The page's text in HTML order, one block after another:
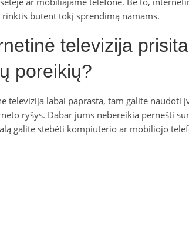
rinktis būtent tokį sprendimą namams.
televizija
poreikių?
televizija labai paprasta, tam galite naudoti
ryšys. Dabar jums nebereikia pernešti
galite stebėti kompiuterio ar mobiliojo